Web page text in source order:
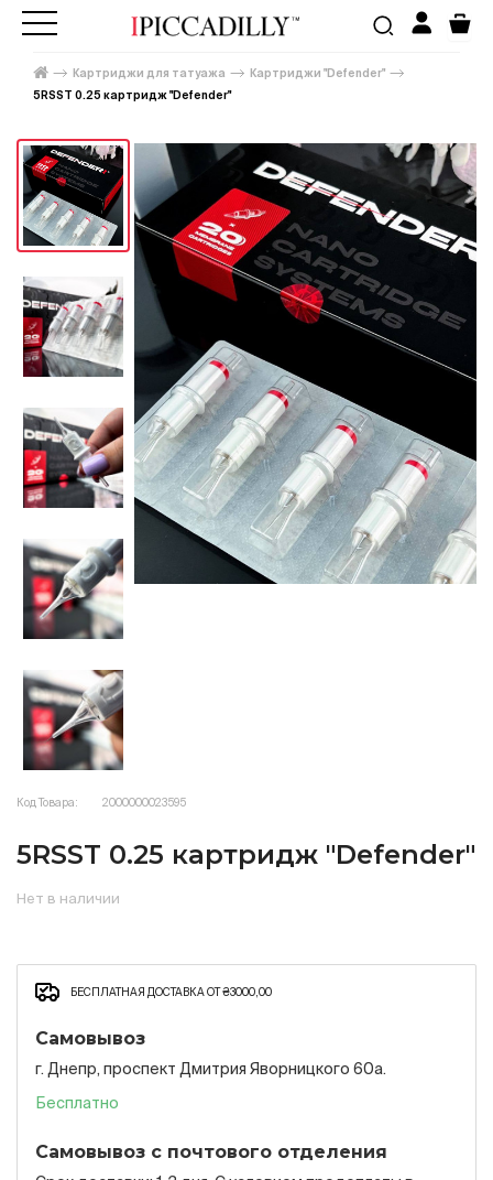
Картриджи для татуажа
Картриджи "Defender"
5RSST 0.25 картридж "Defender"
Код Товара: 2000000023595
5RSST 0.25 картридж "Defender"
Нет в наличии
БЕСПЛАТНАЯ ДОСТАВКА ОТ ₴3000,00
Самовывоз
г. Днепр, проспект Дмитрия Яворницкого 60а.
Бесплатно
Самовывоз с почтового отделения